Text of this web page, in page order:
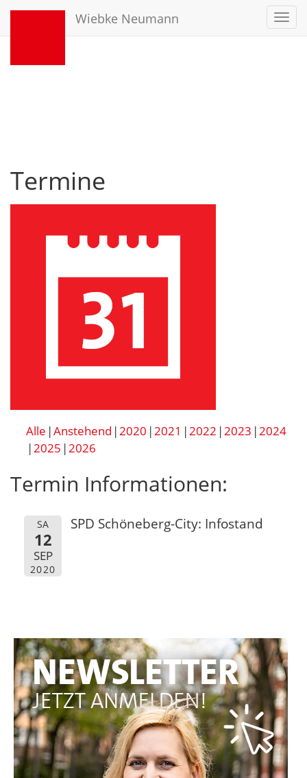
Wiebke Neumann
Termine
Alle Anstehend 2020 2021 2022 2023 2024
2025 2026
Termin Informationen:
SA
12
SEP
2020
SPD Schöneberg-City: Infostand